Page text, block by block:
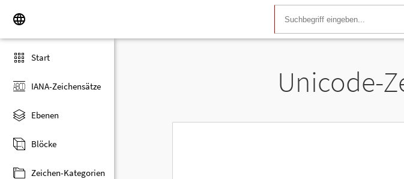
Start
IANA-Zeichensätze
Ebenen
Blöcke
Zeichen-Kategorien
Unicode-